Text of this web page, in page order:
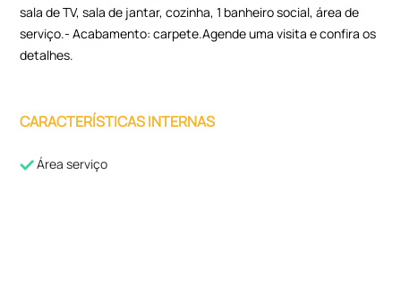
sala de TV, sala de jantar, cozinha, 1 banheiro social, área de
serviço.- Acabamento: carpete.Agende uma visita e confira os
detalhes.
CARACTERÍSTICAS INTERNAS
Área serviço